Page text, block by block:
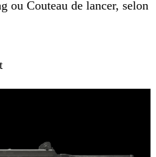
ou Couteau de lancer, selon